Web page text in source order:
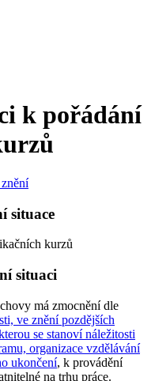
k pořádání
situace
kurzů
situaci
má zmocnění dle
ve znění pozdějších
se stanoví náležitosti
organizace vzdělávání
ukončení, k provádění
na trhu práce.